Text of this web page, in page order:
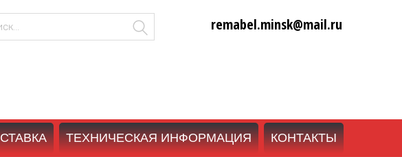
remabel.minsk@mail.ru
ТЕХНИЧЕСКАЯ ИНФОРМАЦИЯ КОНТАКТЫ